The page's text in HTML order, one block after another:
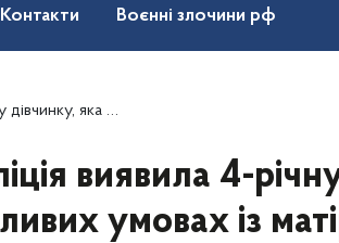
Контакти Воєнні злочини рф
із матір'ю-п’яничкою
виявила 4-
умовах із